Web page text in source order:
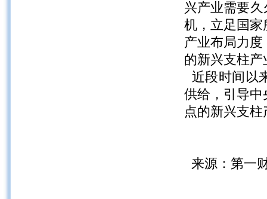
兴产业需要
机，立足国
产业布局力
的新兴支柱
近段时间以
供给，引导
点的新兴支柱
来源：第一